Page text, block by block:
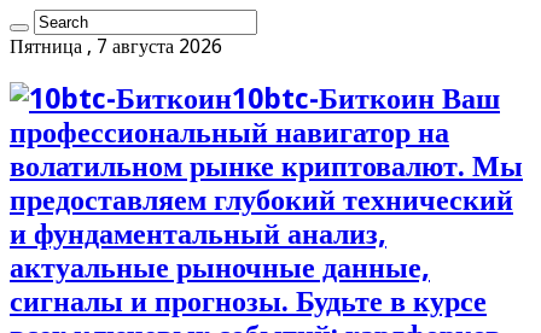
Пятница , 7 августа 2026
10btc-Биткоин Ваш
профессиональный навигатор на
волатильном рынке криптовалют. Мы
предоставляем глубокий технический
и фундаментальный анализ,
актуальные рыночные данные,
сигналы и прогнозы. Будьте в курсе